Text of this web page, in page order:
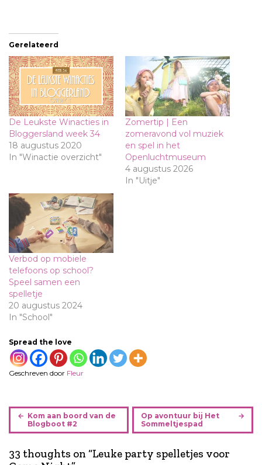
Gerelateerd
De Leukste Winacties in
Bloggersland week 34
18 augustus 2020
In "Winactie overzicht"
Zomertip | Een
zomeravond vol muziek
en spel in het
Openluchtmuseum
4 augustus 2026
In "Uitje"
Verbod op mobiele
telefoons op school?
Speel samen een
spelletje
20 augustus 2024
In "School"
Spread the love
Geschreven door Fleur
B
r
i
Kom aan boord van de
Blogboot #2
Op avontuur bij Het
Sommeltjespad
33 thoughts on “Leuke party spelletjes voor